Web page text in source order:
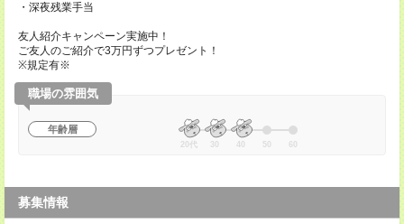
・深夜残業手当
友人紹介キャンペーン実施中！
ご友人のご紹介で3万円ずつプレゼント！
※規定有※
職場の雰囲気
年齢層
20代 30 40 50 60
募集情報